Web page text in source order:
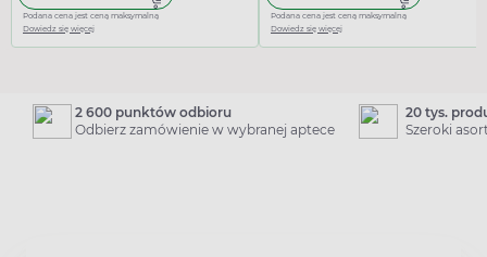
Podana cena jest ceną maksymalną
Dowiedz się więcej
Podana cena jest ceną maksymalną
Dowiedz się więcej
2 600 punktów odbioru
Odbierz zamówienie w wybranej aptece
20 tys.
Szeroki